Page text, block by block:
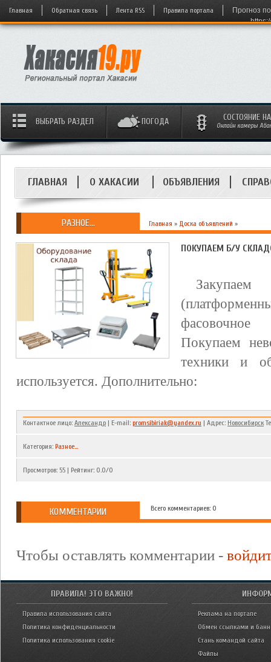
Главная Обратная связь Лента RSS Правила портала
Прогноз
ВЫБРАТЬ РАЗДЕЛ ПОГОДА СОСТОЯНИЕ
Онлайн камеры
ГЛАВНАЯ О ХАКАСИИ ОБЪЯВЛЕНИЯ
РАЗНОЕ... Главная » Доска объявлений »
ПОКУПАЕМ Б/У
фасовочное
Покупаем
техники и
используется. Дополнительно:
Контактное лицо: Александр | E-mail: promsibiriak@yandex.ru | Адрес: Новосибирск
Категория: Разное...
Просмотров: 55 | Рейтинг: 0.0/0
КОММЕНТАРИИ Всего комментариев: 0
Чтобы оставлять комментарии -
ПРАВИЛА! ЭТО ВАЖНО!
Правила использования сайта
Политика конфиденциальности
Политика использования cookie
Реклама на портале
Обмен ссылками и
Стань командой сайта
Файлы